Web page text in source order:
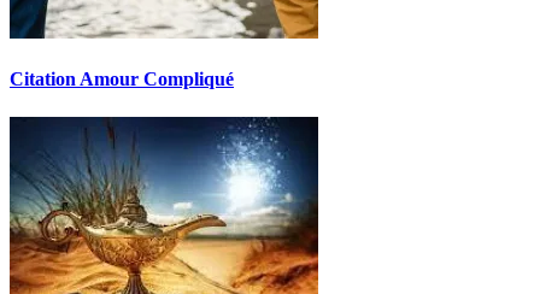
Citation Amour Compliqué